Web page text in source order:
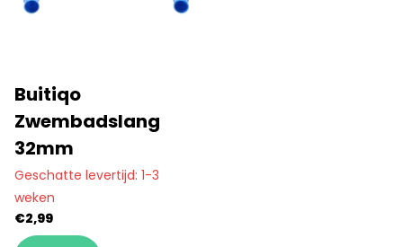
Buitiqo
Zwembadslang
32mm
Geschatte levertijd: 1-3
weken
€2,99